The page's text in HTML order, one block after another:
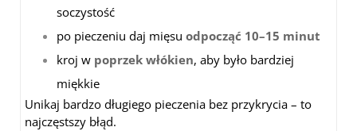
soczystość
po pieczeniu daj mięsu odpocząć 10–15 minut
kroj w poprzek włókien, aby było bardziej
miękkie
Unikaj bardzo długiego pieczenia bez przykrycia – to
najczęstszy błąd.